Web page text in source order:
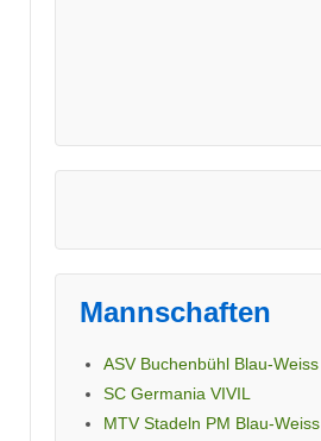
Mannschaften
ASV Buchenbühl Blau-Weiss
SC Germania VIVIL
MTV Stadeln PM Blau-Weiss